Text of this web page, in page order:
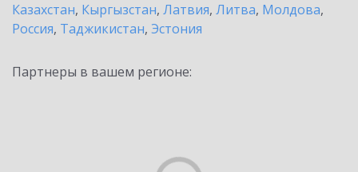
Казахстан, Кыргызстан, Латвия, Литва, Молдова,
Россия, Таджикистан, Эстония
Партнеры в вашем регионе: